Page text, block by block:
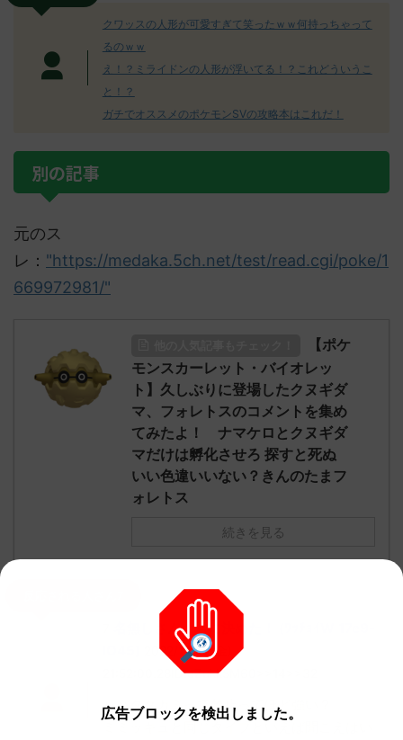
クワッスの人形が可愛すぎて笑ったｗｗ何持っちゃって
るのｗｗ
え！？ミライドンの人形が浮いてる！？これどういうこ
と！？
ガチでオススメのポケモンSVの攻略本はこれだ！
別の記事
元のス
レ： "https://medaka.5ch.net/test/read.cgi/poke/1
669972981/"
【ポケ
モンスカーレット・バイオレッ
ト】久しぶりに登場したクヌギダ
マ、フォレトスのコメントを集め
てみたよ！ ナマケロとクヌギダ
マだけは孵化させろ 探すと死ぬ
いい色違いいない？きんのたまフ
ォレトス
続きを見る
名無しさん、君に決めた！ (ﾜｯﾁｮｲW 17e9-
2022/12/02(金)
21:52:00.28ID:cZukk5M60>>14>>32
ハバタクカミって禁止ってほど強い？
ミミッキュと同じタイプといえば聞こえはい
広告ブロックを検出しました。